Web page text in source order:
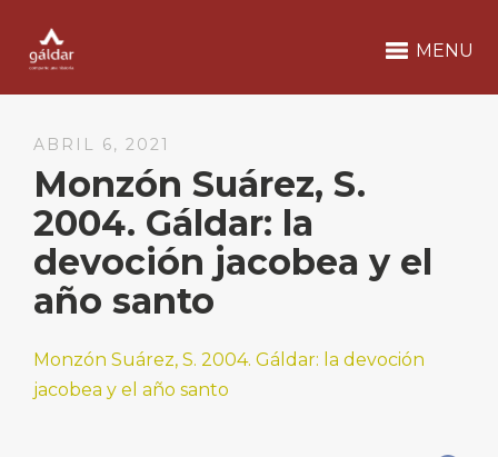
MENU
ABRIL 6, 2021
Monzón Suárez, S.
2004. Gáldar: la
devoción jacobea y el
año santo
Monzón Suárez, S. 2004. Gáldar: la devoción
jacobea y el año santo